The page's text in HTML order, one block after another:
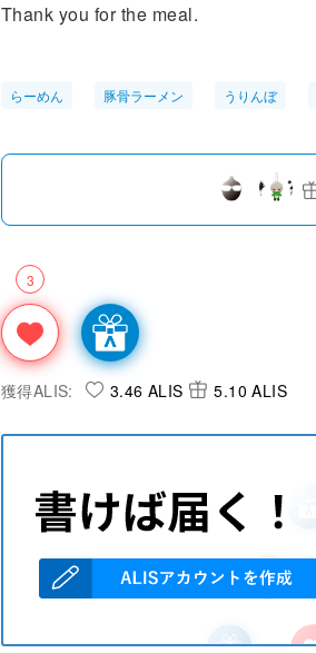
Thank you for the meal.
らーめん 豚骨ラーメン うりんぼ
3
獲得ALIS: 3.46 ALIS 5.10 ALIS